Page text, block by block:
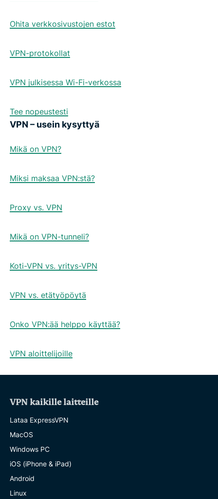
Ohita verkkosivustojen estot
VPN-protokollat
VPN julkisessa Wi-Fi-verkossa
Tee nopeustesti
VPN – usein kysyttyä
Mikä on VPN?
Miksi maksaa VPN:stä?
Proxy vs. VPN
Mikä on VPN-tunneli?
Koti-VPN vs. yritys-VPN
VPN vs. etätyöpöytä
Onko VPN:ää helppo käyttää?
VPN aloittelijoille
VPN kaikille laitteille
Lataa ExpressVPN
MacOS
Windows PC
iOS (iPhone & iPad)
Android
Linux